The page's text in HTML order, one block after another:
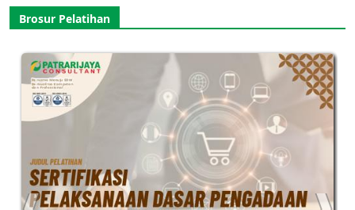
Brosur Pelatihan